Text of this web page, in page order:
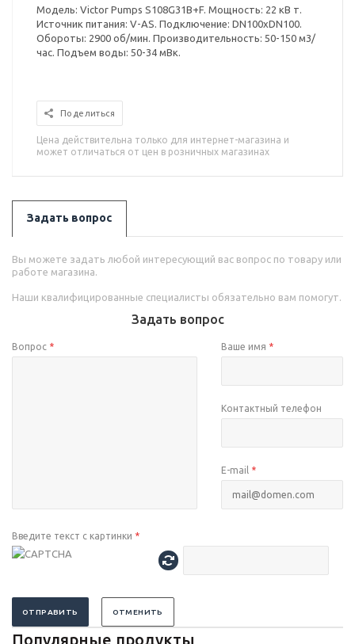
Модель: Victor Pumps S108G31B+F. Мощность: 22 кВ т.
Источник питания: V-AS. Подключение: DN100xDN100.
Обороты: 2900 об/мин. Производительность: 50-150 м3/
час. Подъем воды: 50-34 мВк.
Поделиться
Цена действительна только для интернет-магазина и
может отличаться от цен в розничных магазинах
Задать вопрос
Вы можете задать любой интересующий вас вопрос по товару или
работе магазина.
Наши квалифицированные специалисты обязательно вам помогут.
Задать вопрос
Вопрос * Ваше имя *
Контактный телефон
E-mail *
Введите текст с картинки *
ОТПРАВИТЬ ОТМЕНИТЬ
Популярные продукты